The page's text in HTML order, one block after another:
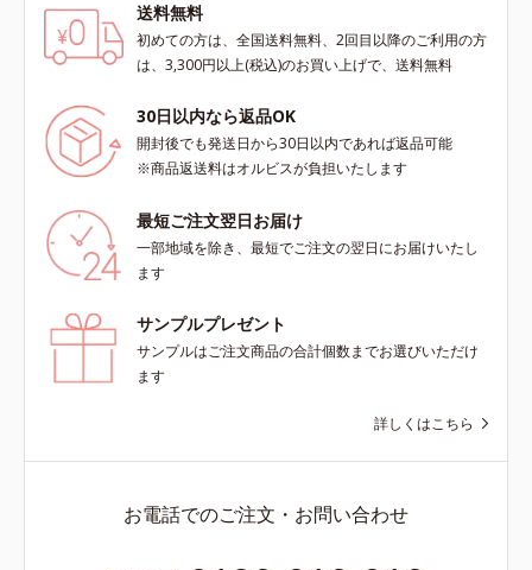
送料無料
初めての方は、全国送料無料、2回目以降のご利用の方
は、3,300円以上(税込)のお買い上げで、送料無料
30日以内なら返品OK
開封後でも発送日から30日以内であれば返品可能
※商品返送料はオルビスが負担いたします
最短ご注文翌日お届け
一部地域を除き、最短でご注文の翌日にお届けいたし
ます
サンプルプレゼント
サンプルはご注文商品の合計個数までお選びいただけ
ます
詳しくはこちら
お電話でのご注文・お問い合わせ